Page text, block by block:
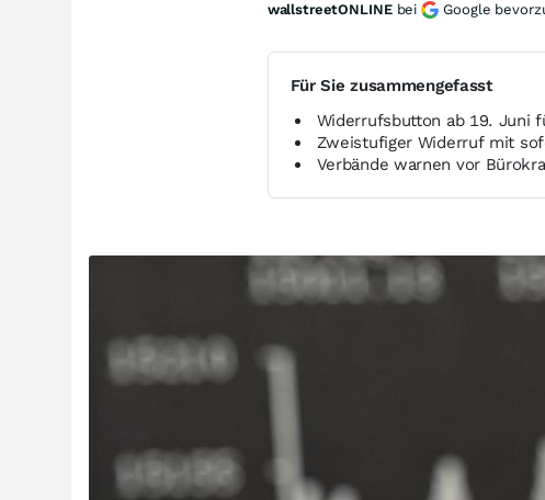
Für Sie zusammengefasst
Widerrufsbutton ab 19. Juni
Zweistufiger Widerruf mit
Verbände warnen vor
wallstreetONLINE bei Google